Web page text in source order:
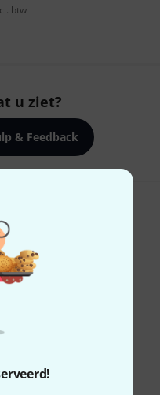
btw
u ziet?
& Feedback
in het Engels en